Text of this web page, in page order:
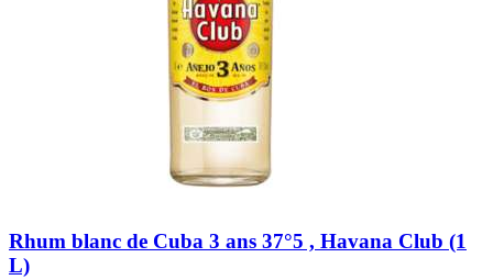
Rhum blanc de Cuba 3 ans 37°5 , Havana Club (1
L)